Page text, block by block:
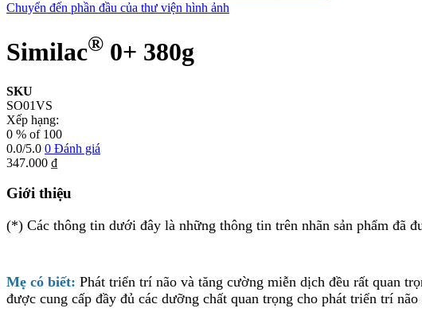
Chuyển đến phần đầu của thư viện hình ảnh
Similac® 0+ 380g
SKU
SO01VS
Xếp hạng:
0 % of 100
0.0/5.0 0 Đánh giá
347.000 ₫
Giới thiệu
(*) Các thông tin dưới đây là những thông tin trên nhãn sản phẩm đã
Mẹ có biết: Phát triển trí não và tăng cường miễn dịch đều rất quan
được cung cấp đầy đủ các dưỡng chất quan trọng cho phát triển trí